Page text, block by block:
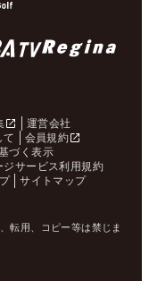
運営会社
て
会員規約
づく表示
ジサービス利用規約
サイトマップ
転用、コピー等は禁じま